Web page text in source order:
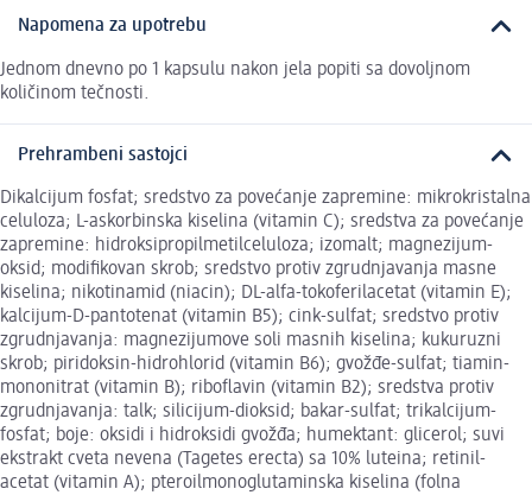
Napomena za upotrebu
Jednom dnevno po 1 kapsulu nakon jela popiti sa dovoljnom
količinom tečnosti.
Prehrambeni sastojci
Dikalcijum fosfat; sredstvo za povećanje zapremine: mikrokristalna
celuloza; L-askorbinska kiselina (vitamin C); sredstva za povećanje
zapremine: hidroksipropilmetilceluloza; izomalt; magnezijum-
oksid; modifikovan skrob; sredstvo protiv zgrudnjavanja masne
kiselina; nikotinamid (niacin); DL-alfa-tokoferilacetat (vitamin E);
kalcijum-D-pantotenat (vitamin B5); cink-sulfat; sredstvo protiv
zgrudnjavanja: magnezijumove soli masnih kiselina; kukuruzni
skrob; piridoksin-hidrohlorid (vitamin B6); gvožđe-sulfat; tiamin-
mononitrat (vitamin B); riboflavin (vitamin B2); sredstva protiv
zgrudnjavanja: talk; silicijum-dioksid; bakar-sulfat; trikalcijum-
fosfat; boje: oksidi i hidroksidi gvožđa; humektant: glicerol; suvi
ekstrakt cveta nevena (Tagetes erecta) sa 10% luteina; retinil-
acetat (vitamin A); pteroilmonoglutaminska kiselina (folna